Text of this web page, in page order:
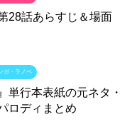
28話あらすじ＆場面
単行本表紙の元ネタ・
ロディまとめ
ガ・ラノベ